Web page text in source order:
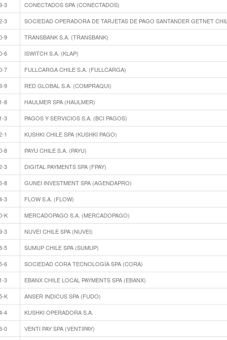
3
CONECTADOS SPA (CONECTADOS)
3
SOCIEDAD OPERADORA DE TARJETAS DE PAGO SANTANDER GETNET
9
TRANSBANK S.A. (TRANSBANK)
6
ISWITCH S.A. (KLAP)
7
FULLCARGA CHILE S.A. (FULLCARGA)
9
RED GLOBAL S.A. (COMPRAQUI)
8
HAULMER SPA (HAULMER)
3
PAGOS Y SERVICIOS S.A. (BCI PAGOS)
1
KUSHKI CHILE SPA (KUSHKI PAGO)
8
PAYU CHILE S.A. (PAYU)
3
DIGITAL PAYMENTS SPA (FPAY)
8
GUNEI INVESTMENT SPA (AGENDAPRO)
3
FLOW S.A. (FLOW)
K
MERCADOPAGO S.A. (MERCADOPAGO)
3
NUVEI CHILE SPA (NUVEI)
5
SUMUP CHILE SPA (SUMUP)
6
SOCIEDAD CORA TECNOLOGÍA SPA (CORA)
3
EBANX CHILE LOCAL PAYMENTS SPA (EBANX)
K
ANSER INDICUS SPA (FUDO)
4
KUSHKI OPERADORA S.A.
0
VENTI PAY SPA (VENTIPAY)